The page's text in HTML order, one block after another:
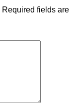
Required fields are